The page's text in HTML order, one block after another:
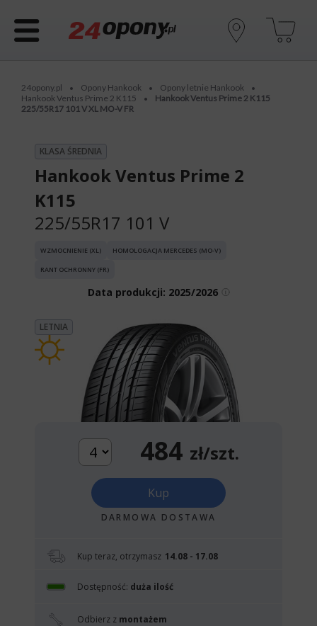
24opony.pl • Opony Hankook • Opony letnie Hankook •
Hankook Ventus Prime 2 K115 •
Hankook Ventus Prime 2 K115
225/55R17 101 V XL MO-V FR
KLASA ŚREDNIA
Hankook Ventus Prime 2
K115
225/55R17 101 V
WZMOCNIENIE (XL) HOMOLOGACJA MERCEDES (MO-V)
RANT OCHRONNY (FR)
Data produkcji: 2025/2026
LETNIA
484 zł/szt.
Kup
DARMOWA DOSTAWA
Kup teraz, otrzymasz 14.08 - 17.08
Dostępność: duża ilość
Odbierz z montażem